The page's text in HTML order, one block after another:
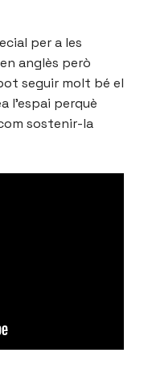
per a les
anglès però
seguir molt bé el
l’espai perquè
sostenir-la